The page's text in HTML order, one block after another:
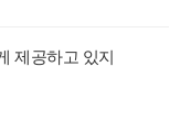
제공하고 있지